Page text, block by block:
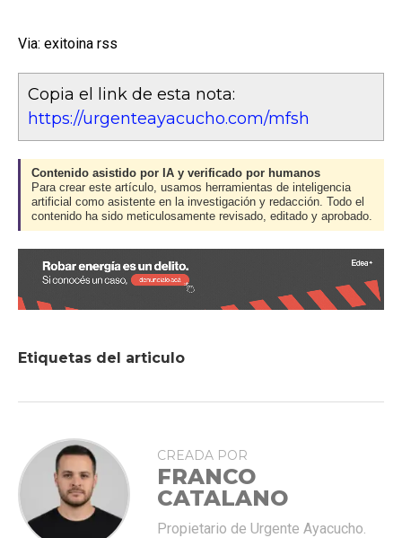
Via: exitoina rss
Copia el link de esta nota:
https://urgenteayacucho.com/mfsh
Contenido asistido por IA y verificado por humanos
Para crear este artículo, usamos herramientas de inteligencia
artificial como asistente en la investigación y redacción. Todo el
contenido ha sido meticulosamente revisado, editado y aprobado.
Etiquetas del articulo
CREADA POR
FRANCO
CATALANO
Propietario de Urgente Ayacucho.